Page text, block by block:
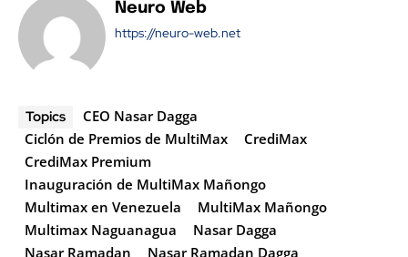
Neuro Web
https://neuro-web.net
Topics
CEO Nasar Dagga
Ciclón de Premios de MultiMax
CrediMax
CrediMax Premium
Inauguración de MultiMax Mañongo
Multimax en Venezuela
MultiMax Mañongo
Multimax Naguanagua
Nasar Dagga
Nasar Ramadan
Nasar Ramadan Dagga